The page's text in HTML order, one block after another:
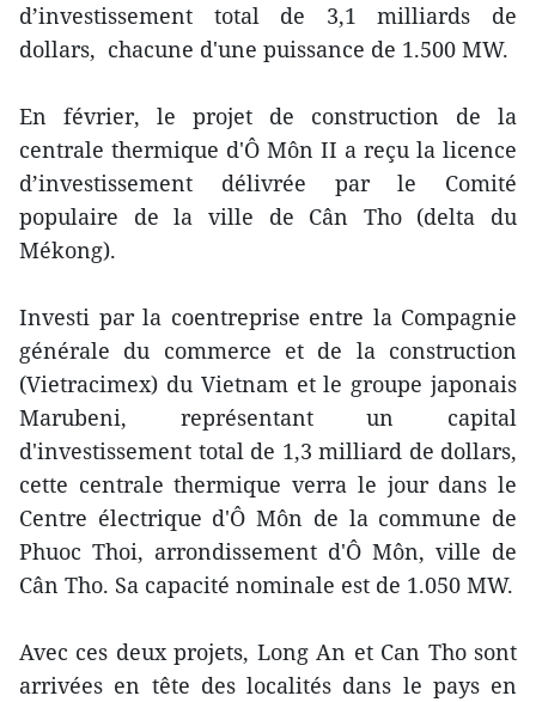
d’investissement total de 3,1 milliards de
dollars, chacune d'une puissance de 1.500 MW.
En février, le projet de construction de la
centrale thermique d'Ô Môn II a reçu la licence
d’investissement délivrée par le Comité
populaire de la ville de Cân Tho (delta du
Mékong).
Investi par la coentreprise entre la Compagnie
générale du commerce et de la construction
(Vietracimex) du Vietnam et le groupe japonais
Marubeni, représentant un capital
d'investissement total de 1,3 milliard de dollars,
cette centrale thermique verra le jour dans le
Centre électrique d'Ô Môn de la commune de
Phuoc Thoi, arrondissement d'Ô Môn, ville de
Cân Tho. Sa capacité nominale est de 1.050 MW.
Avec ces deux projets, Long An et Can Tho sont
arrivées en tête des localités dans le pays en